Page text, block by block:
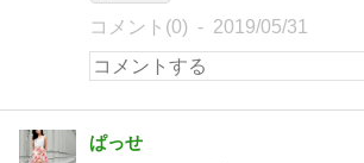
コメント(0) 2019/05/31
ぱっせ